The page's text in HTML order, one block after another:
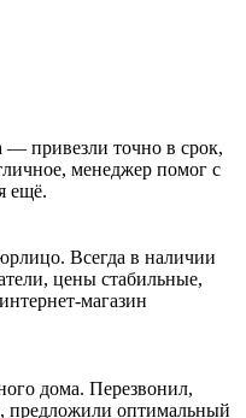
— привезли точно в срок,
менеджер помог с
ещё.
Всегда в наличии
цены стабильные,
магазин
дома. Перезвонил,
предложили оптимальный